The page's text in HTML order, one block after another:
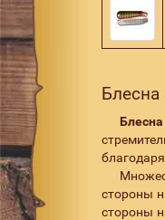
Блесна
стороны
стороны